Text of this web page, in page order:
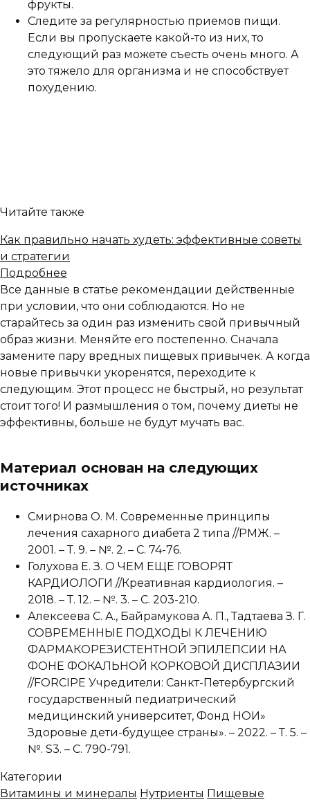
фрукты.
Следите за регулярностью приемов пищи.
Если вы пропускаете какой-то из них, то
следующий раз можете съесть очень много. А
это тяжело для организма и не способствует
похудению.
Читайте также
Как правильно начать худеть: эффективные советы
и стратегии
Подробнее
Все данные в статье рекомендации действенные
при условии, что они соблюдаются. Но не
старайтесь за один раз изменить свой привычный
образ жизни. Меняйте его постепенно. Сначала
замените пару вредных пищевых привычек. А когда
новые привычки укоренятся, переходите к
следующим. Этот процесс не быстрый, но результат
стоит того! И размышления о том, почему диеты не
эффективны, больше не будут мучать вас.
Материал основан на следующих
источниках
Смирнова О. М. Современные принципы
лечения сахарного диабета 2 типа //РМЖ. –
2001. – Т. 9. – №. 2. – С. 74-76.
Голухова Е. З. О ЧЕМ ЕЩЕ ГОВОРЯТ
КАРДИОЛОГИ //Креативная кардиология. –
2018. – Т. 12. – №. 3. – С. 203-210.
Алексеева С. А., Байрамукова А. П., Тадтаева З. Г.
СОВРЕМЕННЫЕ ПОДХОДЫ К ЛЕЧЕНИЮ
ФАРМАКОРЕЗИСТЕНТНОЙ ЭПИЛЕПСИИ НА
ФОНЕ ФОКАЛЬНОЙ КОРКОВОЙ ДИСПЛАЗИИ
//FORCIPE Учредители: Санкт-Петербургский
государственный педиатрический
медицинский университет, Фонд НОИ»
Здоровые дети-будущее страны». – 2022. – Т. 5. –
№. S3. – С. 790-791.
Категории
Витамины и минералы Нутриенты Пищевые